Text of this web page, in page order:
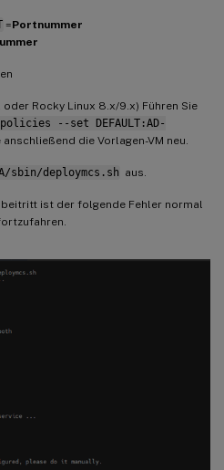
=Portnummer
oder Rocky Linux 8.x/9.x) Führen Sie
--set DEFAULT:AD-
die Vorlagen-VM neu.
sbin/deploymcs.sh aus.
ist der folgende Fehler normal